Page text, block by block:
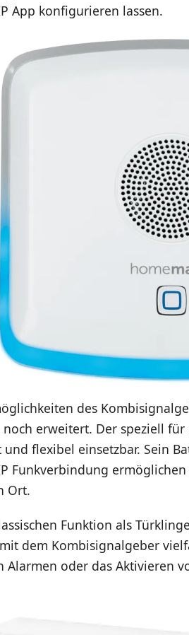
App konfigurieren lassen.
des
erweitert. Der speziell
und flexibel einsetzbar. Sein
Funkverbindung
Ort.
Funktion als
dem Kombisignalgeber
Alarmen oder das Aktivieren